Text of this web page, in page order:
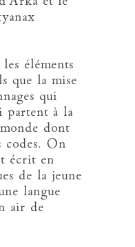
éléments
que la mise
qui
partent à la
dont
codes. On
écrit en
de la jeune
langue
air de